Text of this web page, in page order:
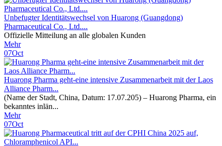
Unbefugter Identitätswechsel von Huarong (Guangdong)
Pharmaceutical Co., Ltd....
Offizielle Mitteilung an alle globalen Kunden
Mehr
07Oct
Huarong Pharma geht-eine intensive Zusammenarbeit mit der Laos
Alliance Pharm...
(Name der Stadt, China, Datum: 17.07.205) – Huarong Pharma, ein
bekanntes inlän...
Mehr
07Oct